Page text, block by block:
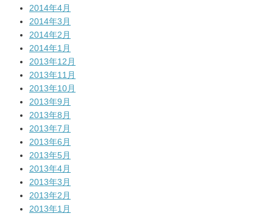
2014年4月
2014年3月
2014年2月
2014年1月
2013年12月
2013年11月
2013年10月
2013年9月
2013年8月
2013年7月
2013年6月
2013年5月
2013年4月
2013年3月
2013年2月
2013年1月